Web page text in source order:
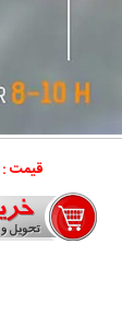
قیمت :